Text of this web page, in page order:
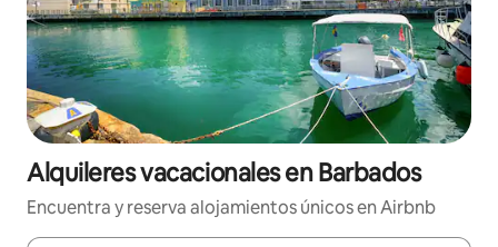
Alquileres vacacionales en Barbados
Encuentra y reserva alojamientos únicos en Airbnb